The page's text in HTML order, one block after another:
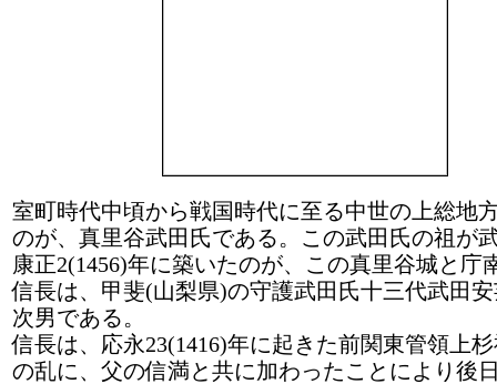
室町時代中頃から戦国時代に至る中世の上総地
のが、真里谷武田氏である。この武田氏の祖が
康正2(1456)年に築いたのが、この真里谷城と庁
信長は、甲斐(山梨県)の守護武田氏十三代武田
次男である。
信長は、応永23(1416)年に起きた前関東管領上
の乱に、父の信満と共に加わったことにより後